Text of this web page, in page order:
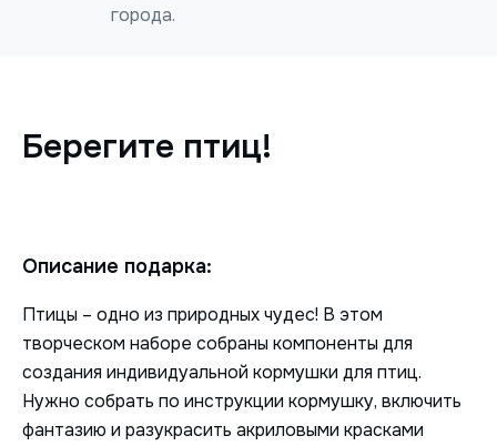
города.
Берегите птиц!
Описание подарка:
Птицы – одно из природных чудес! В этом
творческом наборе собраны компоненты для
создания индивидуальной кормушки для птиц.
Нужно собрать по инструкции кормушку, включить
фантазию и разукрасить акриловыми красками